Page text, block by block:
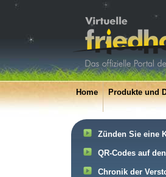
Home Produkte und
Zünden Sie eine
QR-Codes auf
Chronik der